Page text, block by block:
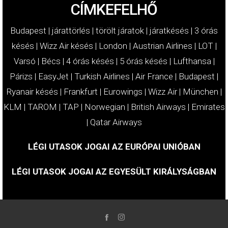
CÍMKEFELHŐ
Budapest | járattörlés | törölt járatok | járatkésés | 3 órás
késés | Wizz Air késés | London | Austrian Airlines | LOT|
Varsó | Bécs | 4 órás késés | 5 órás késés | Lufthansa|
Párizs | EasyJet | Turkish Airlines | Air France | Budapest |
Ryanair késés | Frankfurt | Eurowings | Wizz Air| München |
KLM | TAROM | TAP | Norwegian | British Airways | Emirates
| Qatar Airways
LÉGI UTASOK JOGAI AZ EURÓPAI UNIÓBAN
LÉGI UTASOK JOGAI AZ EGYESÜLT KIRÁLYSÁGBAN